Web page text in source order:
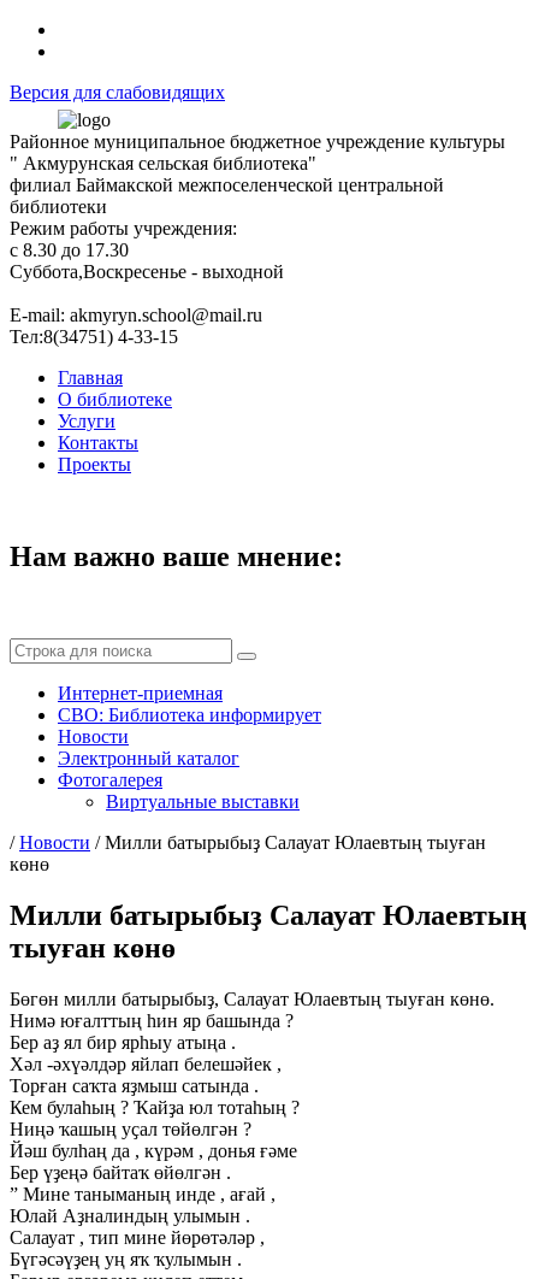
Версия для слабовидящих
Районное муниципальное бюджетное учреждение культуры
" Акмурунская сельская библиотека"
филиал Баймакской межпоселенческой центральной
библиотеки
Режим работы учреждения:
с 8.30 до 17.30
Суббота,Воскресенье - выходной
Е-mail: akmyryn.school@mail.ru
Тел:8(34751) 4-33-15
Главная
О библиотеке
Услуги
Контакты
Проекты
Нам важно ваше мнение:
Интернет-приемная
СВО: Библиотека информирует
Новости
Электронный каталог
Фотогалерея
Виртуальные выставки
/Новости /Милли батырыбыҙ Салауат Юлаевтың тыуған
көнө
Милли батырыбыҙ Салауат Юлаевтың
тыуған көнө
Бөгөн милли батырыбыҙ, Салауат Юлаевтың тыуған көнө.
Нимә юғалттың һин яр башында ?
Бер аҙ ял бир ярһыу атыңа .
Хәл -әхүәлдәр яйлап белешәйек ,
Торған саҡта яҙмыш сатында .
Кем булаһың ? Ҡайҙа юл тотаһың ?
Ниңә ҡашың уҫал төйөлгән ?
Йәш булһаң да , күрәм , донья ғәме
Бер үҙеңә байтаҡ өйөлгән .
” Мине таныманың инде , ағай ,
Юлай Аҙналиндың улымын .
Салауат , тип мине йөрөтәләр ,
Бүгәсәүҙең уң яҡ ҡулымын .